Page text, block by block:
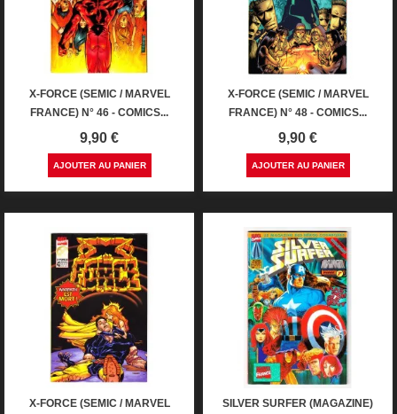
X-FORCE (SEMIC / MARVEL
FRANCE) N° 46 - COMICS...
Prix
9,90 €
AJOUTER AU PANIER
X-FORCE (SEMIC / MARVEL
FRANCE) N° 48 - COMICS...
Prix
9,90 €
AJOUTER AU PANIER
X-FORCE (SEMIC / MARVEL
SILVER SURFER (MAGAZINE)